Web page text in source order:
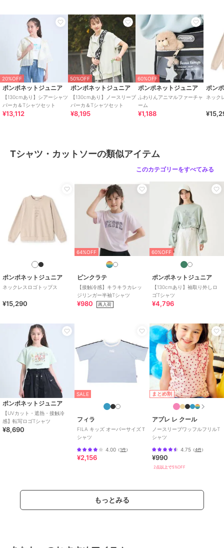
20%OFF
ポンポネットジュニア
【130cmあり】シアーシャツ
パーカ＆Tシャツセット
¥13,112
50%OFF
ポンポネットジュニア
【130cmあり】ノースリーブ
パーカ＆Tシャツセット
¥8,195
60%OFF
ポンポネットジュニア
ふわりんアニマルファーチャ
ーム
¥1,188
ポン
ネック
Tシャツ・カットソーの類似アイテム
このカテゴリーをすべてみる
ポンポネットジュニア
ネックレスロゴトップス
¥15,290
64%OFF
ピンクラテ
【接触冷感】キラキラカレッ
ジリンガー半袖Tシャツ
¥980 再入荷
60%OFF
ポンポネットジュニア
【130cmあり】袖取り外しロ
ゴTシャツ
¥4,796
ポンポネットジュニア
【UVカット・遮熱・接触冷
感】転写ロゴTシャツ
¥8,690
SALE
フィラ
FILA キッズ オーバーサイズＴ
シャツ
4.00 （1件）
¥2,156
まとめ割
アプレ レ クール
ノースリーブワッフルフリルT
シャツ
4.75（4件）
¥990
2点以上で5%OFF
もっとみる